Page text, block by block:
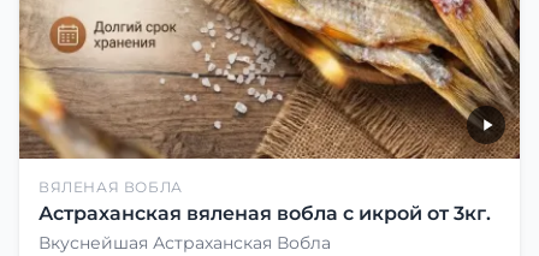
ВЯЛЕНАЯ ВОБЛА
Астраханская вяленая вобла с икрой от 3кг.
Вкуснейшая Астраханская Вобла